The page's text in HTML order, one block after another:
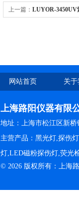
上一篇： LUYOR-3450UV
网站首页 关
上海路阳仪器有限
地址：上海市松江区新桥
主营产品：黑光灯,探伤
灯,LED磁粉探伤灯,荧光
© 2026 版权所有：上海